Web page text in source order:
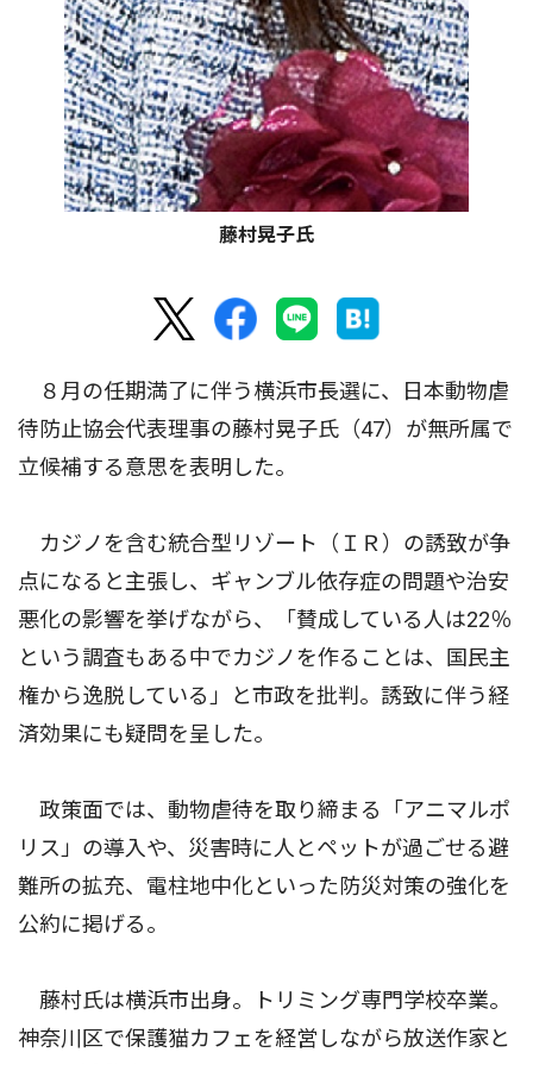
藤村晃子氏
８月の任期満了に伴う横浜市長選に、日本動物虐
待防止協会代表理事の藤村晃子氏（47）が無所属で
立候補する意思を表明した。
カジノを含む統合型リゾート（ＩＲ）の誘致が争
点になると主張し、ギャンブル依存症の問題や治安
悪化の影響を挙げながら、「賛成している人は22％
という調査もある中でカジノを作ることは、国民主
権から逸脱している」と市政を批判。誘致に伴う経
済効果にも疑問を呈した。
政策面では、動物虐待を取り締まる「アニマルポ
リス」の導入や、災害時に人とペットが過ごせる避
難所の拡充、電柱地中化といった防災対策の強化を
公約に掲げる。
藤村氏は横浜市出身。トリミング専門学校卒業。
神奈川区で保護猫カフェを経営しながら放送作家と